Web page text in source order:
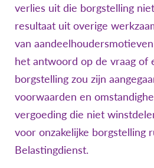
verlies uit die borgstelling
resultaat uit overige
van
het antwoord op de vraag of
borgstelling zou zijn
voorwaarden en
vergoeding die niet
voor onzakelijke borgstelling
Belastingdienst.